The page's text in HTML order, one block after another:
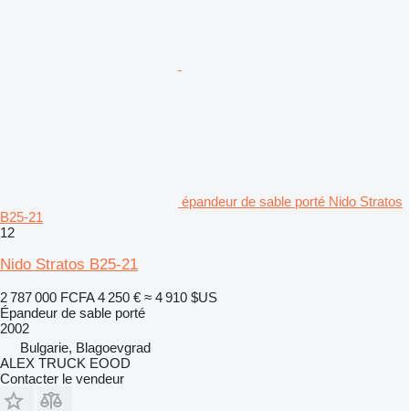
épandeur de sable porté Nido Stratos
B25-21
12
Nido Stratos B25-21
2 787 000 FCFA 4 250 € ≈ 4 910 $US
Épandeur de sable porté
2002
Bulgarie, Blagoevgrad
ALEX TRUCK EOOD
Contacter le vendeur